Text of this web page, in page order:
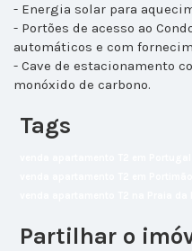
- Energia solar para
- Portões de acesso ao
automáticos e com
- Cave de estacionamento
monóxido de carbono.
Tags
Partilhar o